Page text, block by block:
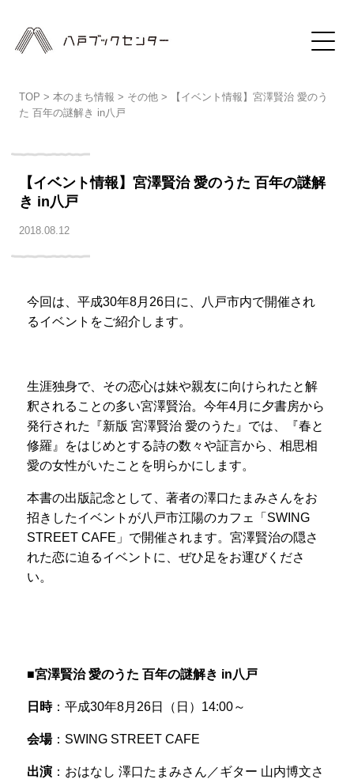
TOP > 本のまち情報 > その他>
【イベント情報】宮澤賢治 愛のう
た 百年の謎解き in八戸
【イベント情報】宮澤賢治 愛のうた 百年の謎解
き in八戸
2018.08.12
今回は、平成30年8月26日に、八戸市内で開催され
るイベントをご紹介します。
生涯独身で、その恋心は妹や親友に向けられたと解
釈されることの多い宮澤賢治。今年4月に夕書房から
発行された『新版 宮澤賢治 愛のうた』では、『春と
修羅』をはじめとする詩の数々や証言から、相思相
愛の女性がいたことを明らかにします。
本書の出版記念として、著者の澤口たまみさんをお
招きしたイベントが八戸市江陽のカフェ「SWING
STREET CAFE」で開催されます。宮澤賢治の隠さ
れた恋に迫るイベントに、ぜひ足をお運びくださ
い。
■宮澤賢治 愛のうた 百年の謎解き in八戸
日時：平成30年8月26日（日）14:00～
会場：SWING STREET CAFE
出演：おはなし 澤口たまみさん／ギター 山内博文さ